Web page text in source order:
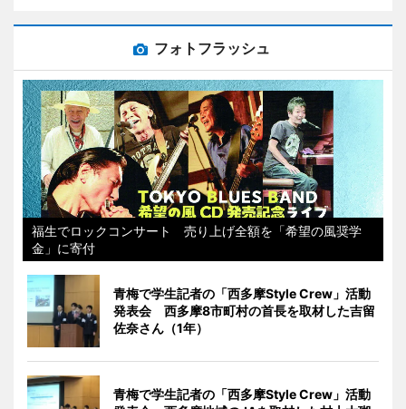
フォトフラッシュ
福生でロックコンサート 売り上げ全額を「希望の風奨学
金」に寄付
青梅で学生記者の「西多摩Style Crew」活動
発表会 西多摩8市町村の首長を取材した吉留
佐奈さん（1年）
青梅で学生記者の「西多摩Style Crew」活動